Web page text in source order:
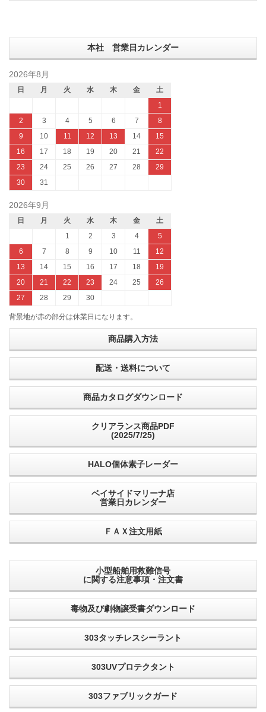
本社 営業日カレンダー
2026年8月
日 月 火 水 木 金
土
1
2
3 4 5 6 7
8
9
10 11 12 13 14
15
16
17 18 19 20 21
22
23
24 25 26 27 28
29
30
31
2026年9月
日 月 火 水 木 金
土
1
2 3 4
5
6
7 8 9 10 11
12
13
14 15 16 17 18
19
20
21 22 23 24 25
26
27
28 29 30
背景地が赤の部分は休業日になります。
商品購入方法
配送・送料について
商品カタログダウンロード
クリアランス商品PDF
(2025/7/25)
HALO個体素子レーダー
ベイサイドマリーナ店
営業日カレンダー
ＦＡＸ注文用紙
小型船舶用救難信号
に関する注意事項・注文書
毒物及び劇物譲受書ダウンロード
303タッチレスシーラント
303UVプロテクタント
303ファブリックガード